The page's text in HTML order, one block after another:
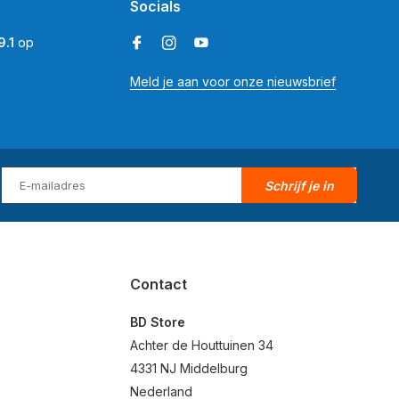
op
Socials
Meld je aan voor onze nieuwsbrief
Schrijf je in
Contact
BD Store
Achter de Houttuinen 34
4331 NJ Middelburg
Nederland